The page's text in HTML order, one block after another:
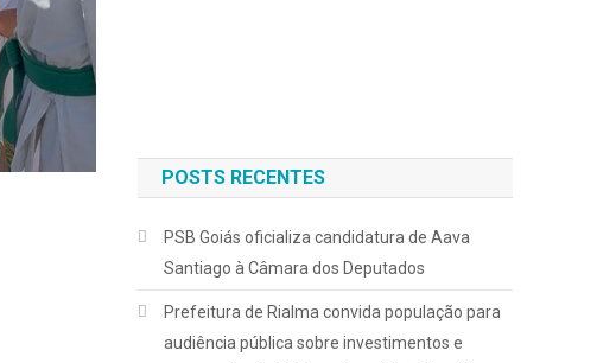
POSTS RECENTES
PSB Goiás oficializa candidatura de Aava
Santiago à Câmara dos Deputados
Prefeitura de Rialma convida população para
audiência pública sobre investimentos e